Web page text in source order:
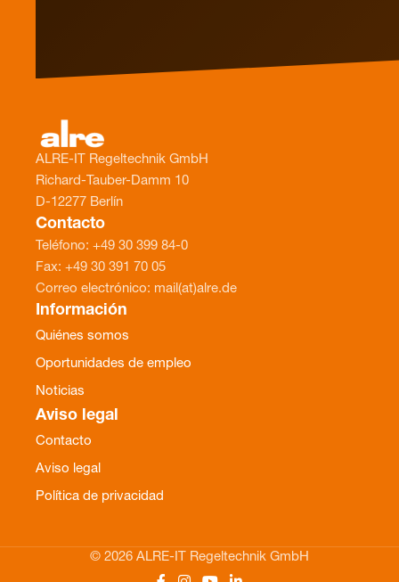
ALRE-IT Regeltechnik GmbH
Richard-Tauber-Damm 10
D-12277 Berlín
Contacto
Teléfono: +49 30 399 84-0
Fax: +49 30 391 70 05
Correo electrónico: mail(at)alre.de
Información
Quiénes somos
Oportunidades de empleo
Noticias
Aviso legal
Contacto
Aviso legal
Política de privacidad
© 2026 ALRE-IT Regeltechnik GmbH